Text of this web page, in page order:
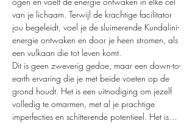
van je lichaam. Terwijl de krachtige facilitator
jou begeleidt, voel je de sluimerende Kundalini-
energie ontwaken en door je heen stromen, als
een vulkaan die tot leven komt.
Dit is geen zweverig gedoe, maar een down-to-
earth ervaring die je met beide voeten op de
grond houdt. Het is een uitnodiging om jezelf
volledig te omarmen, met al je prachtige
imperfecties en schitterende potentieel. Het is…